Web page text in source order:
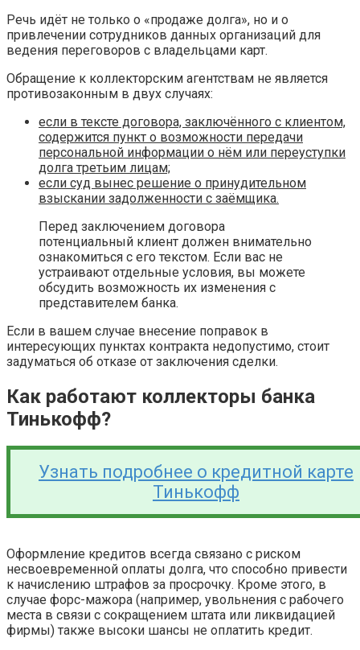
Речь идёт не только о «продаже долга», но и о
привлечении сотрудников данных организаций для
ведения переговоров с владельцами карт.
Обращение к коллекторским агентствам не является
противозаконным в двух случаях:
если в тексте договора, заключённого с клиентом,
содержится пункт о возможности передачи
персональной информации о нём или переуступки
долга третьим лицам;
если суд вынес решение о принудительном
взыскании задолженности с заёмщика.
Перед заключением договора
потенциальный клиент должен внимательно
ознакомиться с его текстом. Если вас не
устраивают отдельные условия, вы можете
обсудить возможность их изменения с
представителем банка.
Если в вашем случае внесение поправок в
интересующих пунктах контракта недопустимо, стоит
задуматься об отказе от заключения сделки.
Как работают коллекторы банка
Тинькофф?
Узнать подробнее о кредитной карте
Тинькофф
Оформление кредитов всегда связано с риском
несвоевременной оплаты долга, что способно привести
к начислению штрафов за просрочку. Кроме этого, в
случае форс-мажора (например, увольнения с рабочего
места в связи с сокращением штата или ликвидацией
фирмы) также высоки шансы не оплатить кредит.